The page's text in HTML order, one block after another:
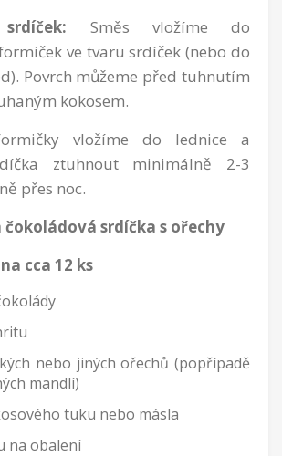
Směs vložíme do
ve tvaru srdíček (nebo do
Povrch můžeme před tuhnutím
kokosem.
vložíme do lednice a
ztuhnout minimálně 2-3
přes noc.
srdíčka s ořechy
cca 12 ks
nebo jiných ořechů (popřípadě
mandlí)
tuku nebo másla
na obalení